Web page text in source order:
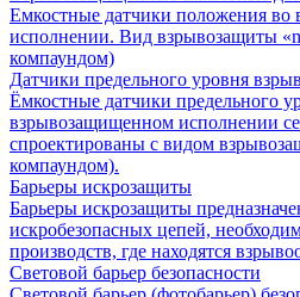
Емкостные датчики положения
исполнении. Вид взрывозащиты
компаундом)
Датчики предельного уровня
Ёмкостные датчики предельного
взрывозащищенном исполнении
спроектированы с видом
компаундом).
Барьеры искрозащиты
Барьеры искрозащиты
искробезопасных цепей,
производств, где находятся
Световой барьер безопасности